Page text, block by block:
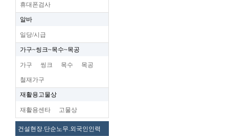
휴대폰검사
알바
일당/시급
가구~씽크~목수~목공
가구 씽크 목수 목공
철재가구
재활용고물상
재활용센타 고물상
건설현장.단순노무.외국인인력